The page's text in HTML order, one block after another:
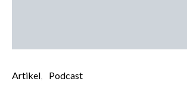
Artikel Podcast